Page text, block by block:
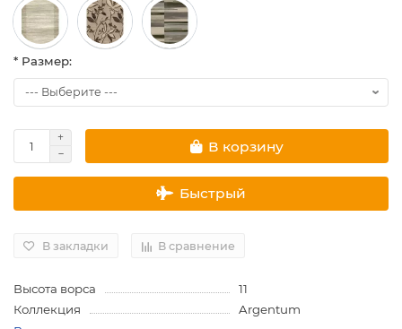
* Размер:
В корзину
Быстрый
В закладки В сравнение
Высота ворса
11
Коллекция
Argentum